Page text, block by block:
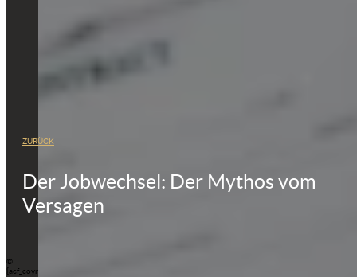
ZURÜCK
Der Jobwechsel: Der Mythos vom
Versagen
©
{acf_coyright_text}